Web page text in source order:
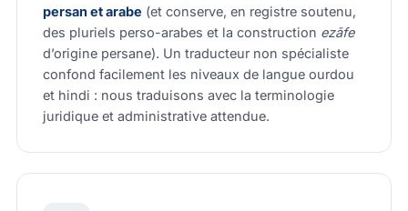
persan et arabe (et conserve, en registre soutenu,
des pluriels perso-arabes et la construction ezāfe
d’origine persane). Un traducteur non spécialiste
confond facilement les niveaux de langue ourdou
et hindi : nous traduisons avec la terminologie
juridique et administrative attendue.